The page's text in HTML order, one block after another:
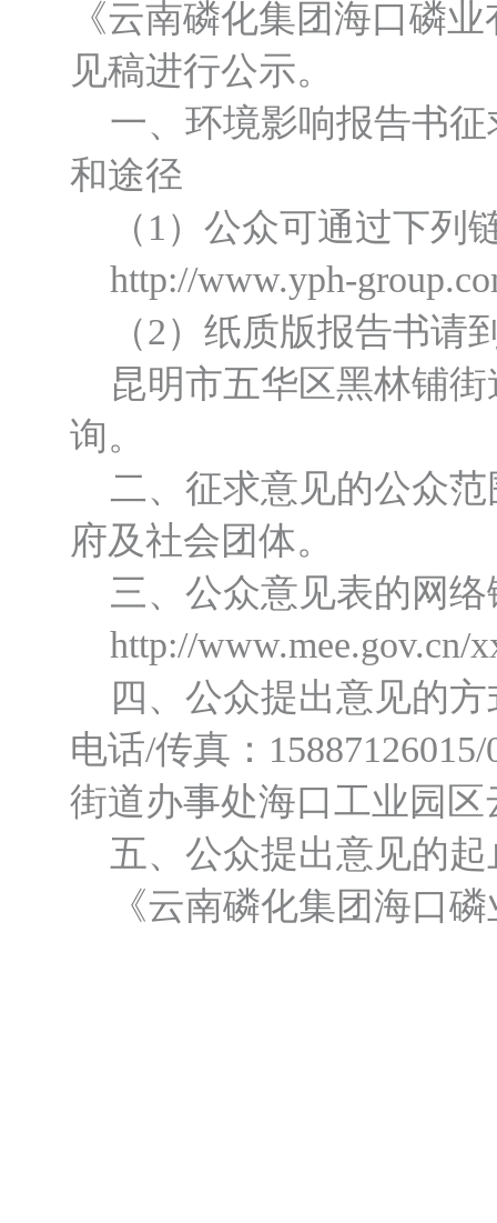
《云南磷化集团海口磷
见稿进行公示。
一、环境影响报告书征
和途径
（1）公众可通过下列
http://www.yph-
（2）纸质版报告书请
昆明市五华区黑林铺街
询。
二、征求意见的公众范
府及社会团体。
三、公众意见表的网络
http://www.mee.gov.cn/
四、公众提出意见的方
电话/传真：
街道办事处海口工业园
五、公众提出意见的起
《云南磷化集团海口